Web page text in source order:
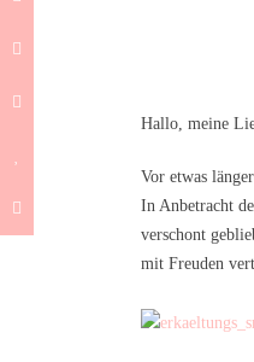
Hallo, meine
Vor etwas
In Anbetracht
verschont
mit Freuden